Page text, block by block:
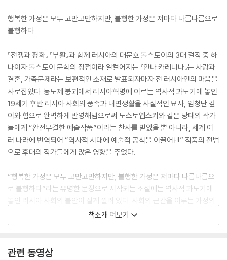
행복한 가정은 모두 고만고만하지만, 불행한 가정은 저마다 나름나름으로
불행하다.
『전쟁과 평화』 『부활』과 함께 러시아의 대문호 톨스토이의 3대 걸작 중 하
나이자 톨스토이 문학의 정점이라 일컬어지는 『안나 카레니나』는 사랑과
결혼, 가족문제라는 보편적인 소재로 발표되자마자 전 러시아인의 마음을
사로잡았다. 농노제 붕괴에서 러시아혁명에 이르는 역사적 과도기에 놓인
19세기 후반 러시아 사회의 풍속과 내면생활을 사실적인 묘사, 엄청난 깊
이와 힘으로 완벽하게 반영해냄으로써 도스토옙스키와 같은 당대의 작가
들에게 “완전무결한 예술작품”이라는 찬사를 받았을 뿐 아니라, 세계 여
러 나라에 번역되어 “역사적 시대에 예술적 공식을 이끌어낸” 작품의 전범
으로 후대의 작가들에게 많은 영향을 주었다.
“행복한 가정은 모두 고만고만하지만, 불행한 가정은 저마다 나름나름으
로 불행하다”라는 유명한 문장으로 시작되는 소설에는 역사적 과도기에
놓인 러시아 사회의 불안이 짙게 깔려 있다. 사회의 근간을 이루는 가정의
불행과 개인의 혼란을 상류사회의 아름다운 여인 안나와 부유한 귀족 지주
레빈, 자유주의적 귀족 스티바의 가정생활을 통해 세세하게 그려낸 이 작
뛰어난 묘사력으로 최고의 리얼리즘 소설로 평가받았다. 톨스토이는 자신
책소개 더보기
관련 동영상